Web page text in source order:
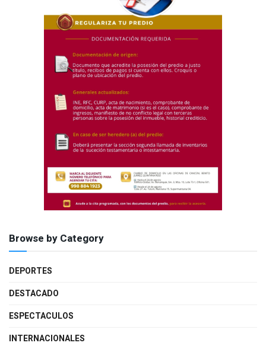
Browse by Category
DEPORTES
DESTACADO
ESPECTACULOS
INTERNACIONALES